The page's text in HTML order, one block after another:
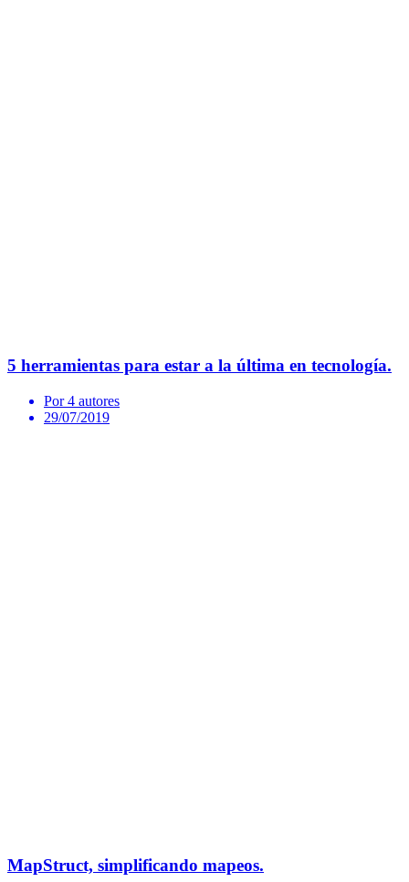
5 herramientas para estar a la última en tecnología.
Por 4 autores
29/07/2019
MapStruct, simplificando mapeos.